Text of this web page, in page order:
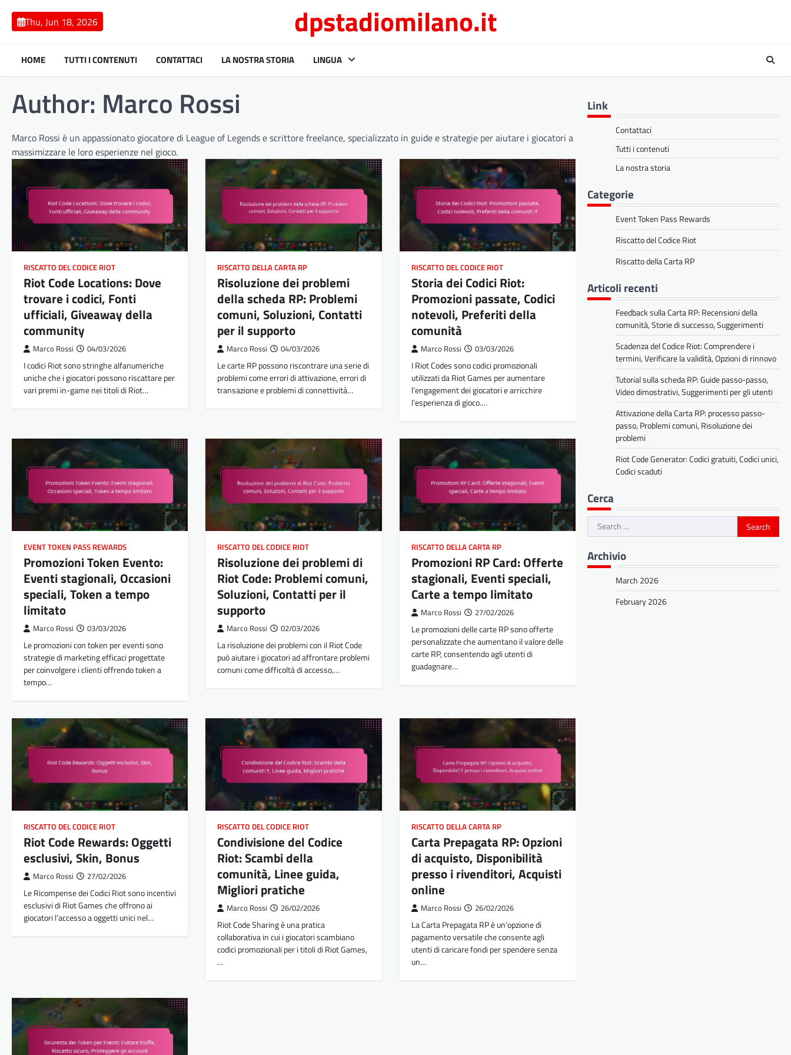
content
Thu, Jun 18, 2026 dpstadiomilano.it
HOME TUTTI I CONTENUTI CONTATTACI LA NOSTRA STORIA LINGUA
Author: Marco Rossi
Marco Rossi è un appassionato giocatore di League of Legends e scrittore freelance, specializzato in guide e strategie per aiutare i giocatori a
massimizzare le loro esperienze nel gioco.
RISCATTO DEL CODICE RIOT
Riot Code Locations: Dove
trovare i codici, Fonti
ufficiali, Giveaway della
community
Marco Rossi 04/03/2026
I codici Riot sono stringhe alfanumeriche
uniche che i giocatori possono riscattare per
vari premi in-game nei titoli di Riot…
RISCATTO DELLA CARTA RP
Risoluzione dei problemi
della scheda RP: Problemi
comuni, Soluzioni, Contatti
per il supporto
Marco Rossi 04/03/2026
Le carte RP possono riscontrare una serie di
problemi come errori di attivazione, errori di
transazione e problemi di connettività…
RISCATTO DEL CODICE RIOT
Storia dei Codici Riot:
Promozioni passate, Codici
notevoli, Preferiti della
comunità
Marco Rossi 03/03/2026
I Riot Codes sono codici promozionali
utilizzati da Riot Games per aumentare
l’engagement dei giocatori e arricchire
l’esperienza di gioco.…
EVENT TOKEN PASS REWARDS
Promozioni Token Evento:
Eventi stagionali, Occasioni
speciali, Token a tempo
limitato
Marco Rossi 03/03/2026
Le promozioni con token per eventi sono
strategie di marketing efficaci progettate
per coinvolgere i clienti offrendo token a
tempo…
RISCATTO DEL CODICE RIOT
Risoluzione dei problemi di
Riot Code: Problemi comuni,
Soluzioni, Contatti per il
supporto
Marco Rossi 02/03/2026
La risoluzione dei problemi con il Riot Code
può aiutare i giocatori ad affrontare problemi
comuni come difficoltà di accesso,…
RISCATTO DELLA CARTA RP
Promozioni RP Card: Offerte
stagionali, Eventi speciali,
Carte a tempo limitato
Marco Rossi 27/02/2026
Le promozioni delle carte RP sono offerte
personalizzate che aumentano il valore delle
carte RP, consentendo agli utenti di
guadagnare…
RISCATTO DEL CODICE RIOT
Riot Code Rewards: Oggetti
esclusivi, Skin, Bonus
Marco Rossi 27/02/2026
Le Ricompense dei Codici Riot sono incentivi
esclusivi di Riot Games che offrono ai
giocatori l’accesso a oggetti unici nel…
RISCATTO DEL CODICE RIOT
Condivisione del Codice
Riot: Scambi della
comunità, Linee guida,
Migliori pratiche
Marco Rossi 26/02/2026
Riot Code Sharing è una pratica
collaborativa in cui i giocatori scambiano
codici promozionali per i titoli di Riot Games,
…
RISCATTO DELLA CARTA RP
Carta Prepagata RP: Opzioni
di acquisto, Disponibilità
presso i rivenditori, Acquisti
online
Marco Rossi 26/02/2026
La Carta Prepagata RP è un’opzione di
pagamento versatile che consente agli
utenti di caricare fondi per spendere senza
un…
Link
Contattaci
Tutti i contenuti
La nostra storia
Categorie
Event Token Pass Rewards
Riscatto del Codice Riot
Riscatto della Carta RP
Articoli recenti
Feedback sulla Carta RP: Recensioni della
comunità, Storie di successo, Suggerimenti
Scadenza del Codice Riot: Comprendere i
termini, Verificare la validità, Opzioni di rinnovo
Tutorial sulla scheda RP: Guide passo-passo,
Video dimostrativi, Suggerimenti per gli utenti
Attivazione della Carta RP: processo passo-
passo, Problemi comuni, Risoluzione dei
problemi
Riot Code Generator: Codici gratuiti, Codici unici,
Codici scaduti
Cerca
Search
for:
Archivio
March 2026
February 2026